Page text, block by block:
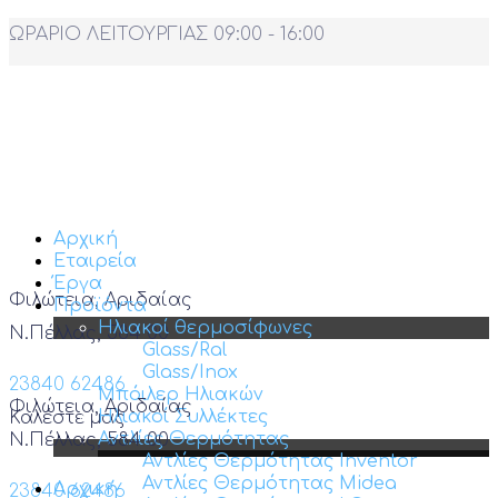
ΩΡΑΡΙΟ ΛΕΙΤΟΥΡΓΙΑΣ 09:00 - 16:00
Φιλώτεια, Αριδαίας
Ν.Πέλλας, 584 00
23840 62486
Καλέστε μας
Αρχική
Εταιρεία
Έργα
Προϊόντα
Ηλιακοί θερμοσίφωνες
Glass/Ral
Glass/Inox
Μπόιλερ Ηλιακών
Ηλιακοί Συλλέκτες
Αντλίες Θερμότητας
Αντλίες Θερμότητας Inventor
Αντλίες Θερμότητας Midea
Φιλώτεια, Αριδαίας
Ν.Πέλλας, 584 00
23840 62486
Αρχική